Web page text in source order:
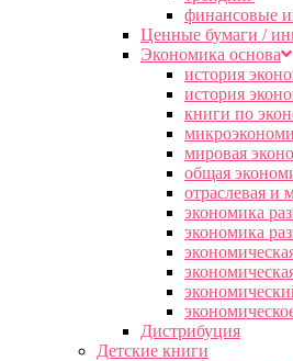
финансовые
Ценные бумаги /
Экономика основа
история
история
книги по
мировая
общая
отраслевая и
экономика
экономика
Дистрибуция
Детские книги